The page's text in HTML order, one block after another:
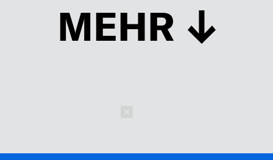
MEHR